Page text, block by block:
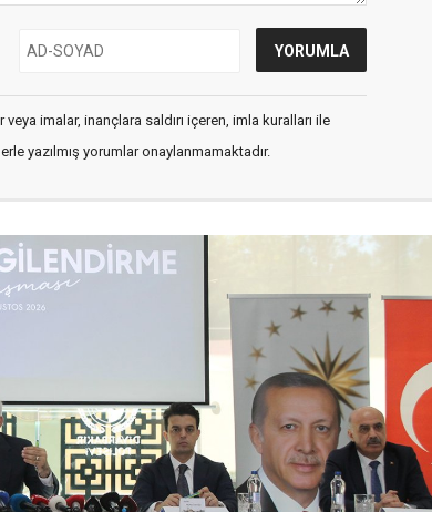
imalar, inançlara saldırı içeren, imla kuralları ile
yazılmış yorumlar onaylanmamaktadır.